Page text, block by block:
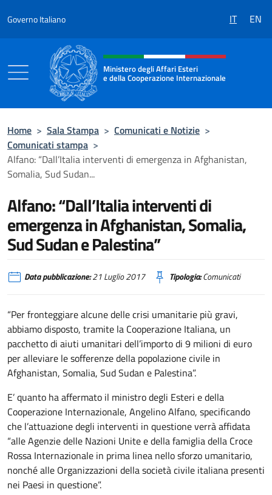
Governo Italiano IT EN
Intestazione sito, social e menù
Ministero degli Affari Esteri
e della Cooperazione Internazionale
Home > Sala Stampa > Comunicati e Notizie >
Comunicati stampa >
Alfano: “Dall’Italia interventi di emergenza in Afghanistan,
Somalia, Sud Sudan...
Alfano: “Dall’Italia interventi di
emergenza in Afghanistan, Somalia,
Sud Sudan e Palestina”
Data pubblicazione:21 Luglio 2017 Tipologia:Comunicati
“Per fronteggiare alcune delle crisi umanitarie più gravi,
abbiamo disposto, tramite la Cooperazione Italiana, un
pacchetto di aiuti umanitari dell’importo di 9 milioni di euro
per alleviare le sofferenze della popolazione civile in
Afghanistan, Somalia, Sud Sudan e Palestina”.
E’ quanto ha affermato il ministro degli Esteri e della
Cooperazione Internazionale, Angelino Alfano, specificando
che l’attuazione degli interventi in questione verrà affidata
“alle Agenzie delle Nazioni Unite e della famiglia della Croce
Rossa Internazionale in prima linea nello sforzo umanitario,
nonché alle Organizzazioni della società civile italiana presenti
nei Paesi in questione”.